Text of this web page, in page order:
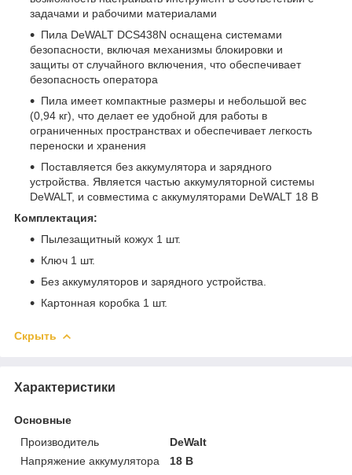
задачами и рабочими материалами
Пила DeWALT DCS438N оснащена системами
безопасности, включая механизмы блокировки и
защиты от случайного включения, что обеспечивает
безопасность оператора
Пила имеет компактные размеры и небольшой вес
(0,94 кг), что делает ее удобной для работы в
ограниченных пространствах и обеспечивает легкость
переноски и хранения
Поставляется без аккумулятора и зарядного
устройства. Является частью аккумуляторной системы
DeWALT, и совместима с аккумуляторами DeWALT 18 В
Комплектация:
Пылезащитный кожух 1 шт.
Ключ 1 шт.
Без аккумуляторов и зарядного устройства.
Картонная коробка 1 шт.
Скрыть
Характеристики
Основные
Производитель
DeWalt
Напряжение аккумулятора
18 В